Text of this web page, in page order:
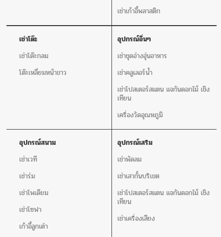
เช่าเก้าอี้พลาสติก
เช่าโต๊ะ
เช่าโต๊ะกลม
โต๊ะเหลี่ยมหน้าขาว
อุปกรณ์อิ่นๆ
เช่าชุดอ่างอุ่นอาหาร
เช่าคลูเลอร์น้ำ
เช่าโปสเตอร์สแตน แจกันดอกไม้ เชิง
เทียน
เครื่องวัดอุณหภูมิ
อุปกรณ์สนาม
เช่าเวที
เช่าร่ม
เช่าโพเดียม
เช่าโซฟา
เก้าอี้ลูกเต๋า
อุปกรณ์เสริม
เช่าพัดลม
เช่าเสากั้นบริเขต
เช่าโปสเตอร์สแตน แจกันดอกไม้ เชิง
เทียน
เช่าเครื่องเสียง